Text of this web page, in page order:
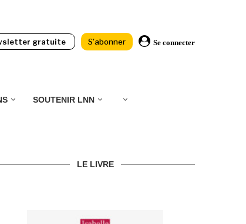
gratuite S'abonner Se connecter
SOUTENIR LNN
LE LIVRE